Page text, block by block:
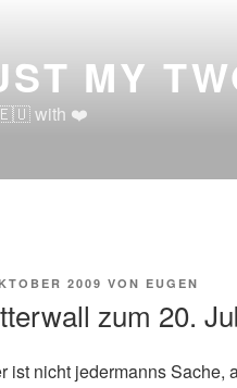
MY
with ❤️
2009 VON EUGEN
zum 20.
ist nicht jedermanns